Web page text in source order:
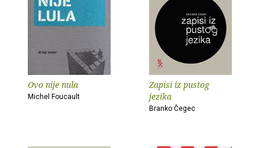
Ovo nije nula
Michel Foucault
Zapisi iz pustog
jezika
Branko Čegec